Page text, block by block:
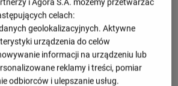
celach:
geolokalizacyjnych. Aktywne
urządzenia do celów
informacji na urządzeniu lub
reklamy i treści, pomiar
treści, badnie odbiorców i ulepszanie usług.